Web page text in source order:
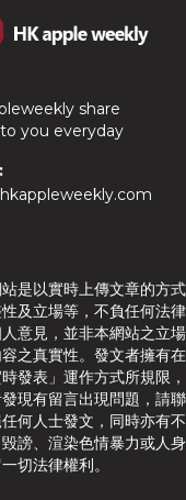
share
you everyday
是以實時上傳文章的方
及立場等，不負任何法
意見，並非本網站之立
之真實性。發文者擁有
發表」運作方式所規限
現有留言出現問題，請
何人士發文，同時亦有
謗、渲染色情暴力或人
切法律權利。